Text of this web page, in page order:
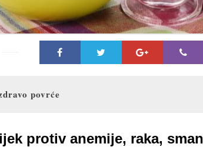
povrće
protiv anemije, raka,